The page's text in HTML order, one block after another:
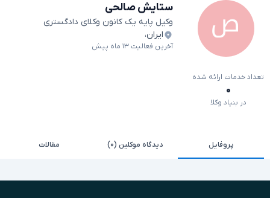
ستایش صالحی
وکیل پایه یک کانون وکلای دادگستری
ایران،
آخرین فعالیت ۱۳ ماه پیش
تعداد خدمات ارائه شده
۰
در بنیاد وکلا
پروفایل دیدگاه موکلین (۰) مقالات